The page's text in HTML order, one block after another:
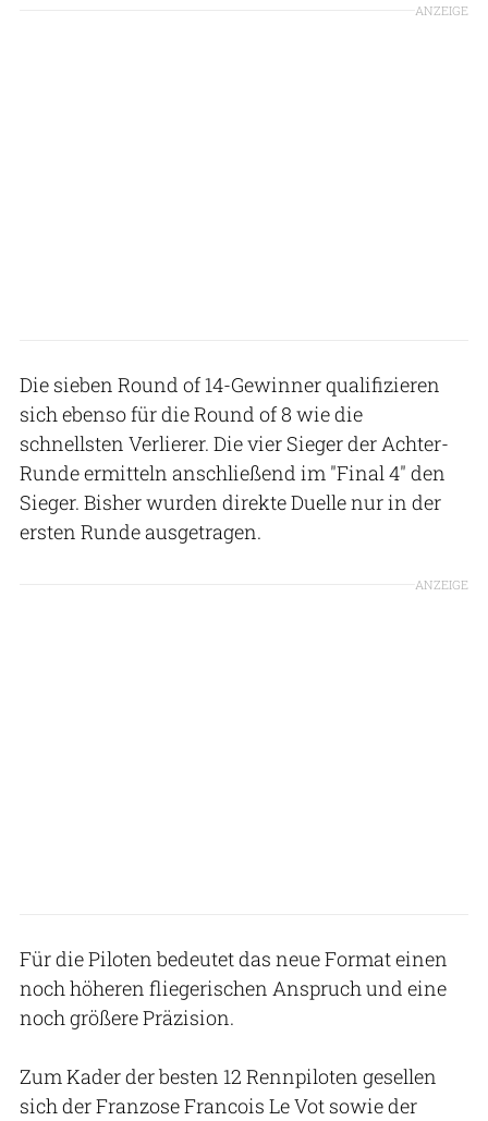
ANZEIGE
Die sieben Round of 14-Gewinner qualifizieren
sich ebenso für die Round of 8 wie die
schnellsten Verlierer. Die vier Sieger der Achter-
Runde ermitteln anschließend im "Final 4" den
Sieger. Bisher wurden direkte Duelle nur in der
ersten Runde ausgetragen.
ANZEIGE
Für die Piloten bedeutet das neue Format einen
noch höheren fliegerischen Anspruch und eine
noch größere Präzision.
Zum Kader der besten 12 Rennpiloten gesellen
sich der Franzose Francois Le Vot sowie der